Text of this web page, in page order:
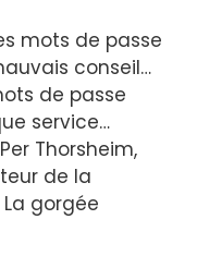
mots de passe
conseil…
de passe
service…
Thorsheim,
de la
La gorgée